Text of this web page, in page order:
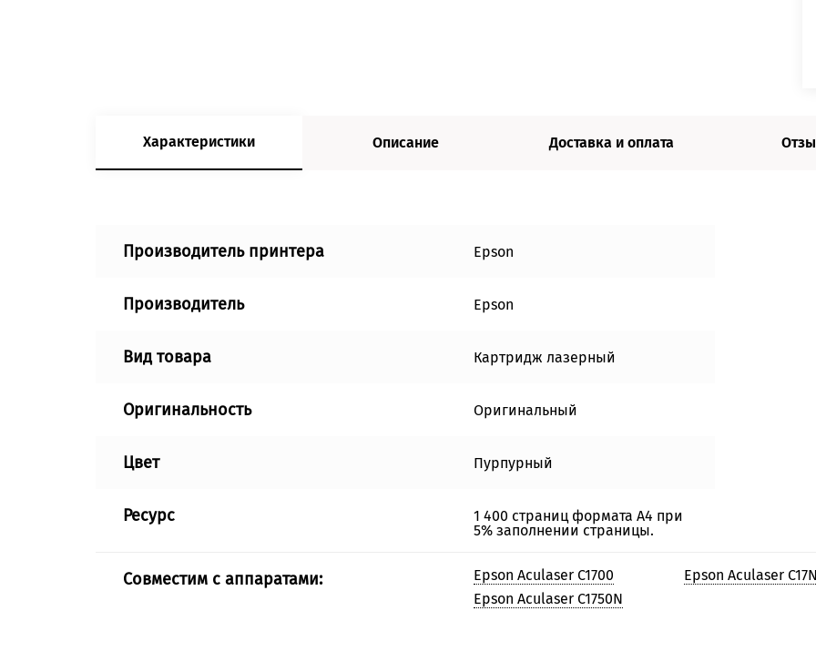
Характеристики Описание Доставка и оплата
Производитель принтера Epson
Производитель Epson
Вид товара Картридж лазерный
Оригинальность Оригинальный
Цвет Пурпурный
Ресурс
1 400 страниц формата А4 при
5% заполнении страницы.
Совместим с аппаратами:
Epson Aculaser C1700
Epson Aculaser C1750N
Epson Aculaser